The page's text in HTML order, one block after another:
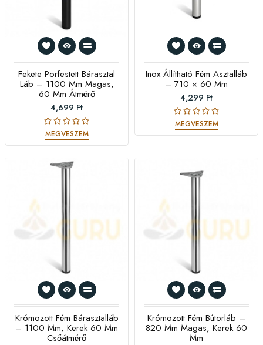
Fekete Porfestett Bárasztal
Láb – 1100 Mm Magas,
60 Mm Átmérő
4,699 Ft
MEGVESZEM
Inox Állítható Fém Asztalláb
– 710 × 60 Mm
4,299 Ft
MEGVESZEM
Krómozott Fém Bárasztalláb
– 1100 Mm, Kerek 60 Mm
Csőátmérő
Krómozott Fém Bútorláb –
820 Mm Magas, Kerek 60
Mm